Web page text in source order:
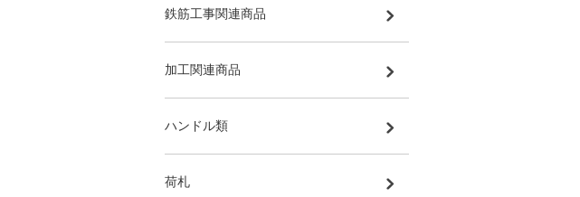
鉄筋工事関連商品
加工関連商品
ハンドル類
荷札